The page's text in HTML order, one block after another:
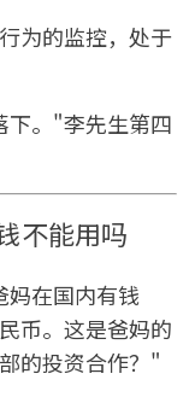
为的监控，处于
下。"李先生第四
不能用吗
妈在国内有钱
币。这是爸妈的
的投资合作？"